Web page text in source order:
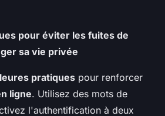
pour éviter les fuites de
sa vie privée
pratiques pour renforcer
ligne. Utilisez des mots de
l'authentification à deux